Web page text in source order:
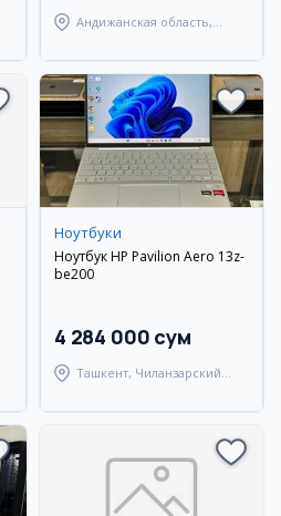
Андижанская область,
Ноутбуки
Ноутбук HP Pavilion Aero 13z-
be200
4 284 000 сум
Ташкент, Чиланзарский